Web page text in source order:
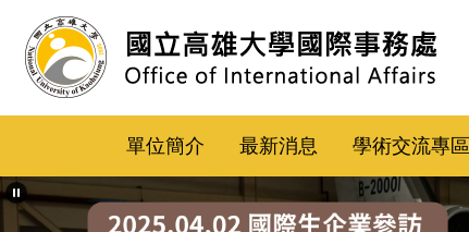
到
主
內
區
單位簡介 最新消息 學術交流專區